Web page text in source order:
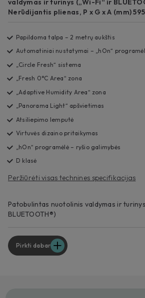
valdymas ir turinys („Wi-Fi“ ir
Nerūdijantis plienas, P x G x A (mm)
Papildoma talpa – 2 metrų aukštis
Automatiniai nustatymai – „hOn“
„Circle Fresh“ sistema
„Fresh 0°C Area“ zona
„Adaptive Humidity Area“ zona
„Panorama Light“ apšvietimas
Atsiliepimo lemputė
Virtuvės dizaino pritaikymas
„hOn“ programėlė – ryšio galimybės
D klasė
Peržiūrėti visas technines specifikacijas
Patobulintas nuotolinis valdymas ir
BLUETOOTH®)
Pirkti dabar